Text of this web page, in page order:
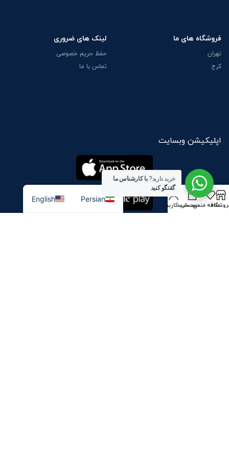
فروشگاه های ما
تهران
کرج
لینک های ضروری
حفظ حریم خصوصی
تماس با ما
اپلیکیشن وبسایت
علاقه مندیسبد خرید
حساب کاربری من
خرید دارید?با کارشناس ما
گقتگو کنید
Persian
English